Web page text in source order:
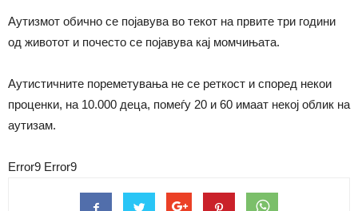
Аутизмот обично се појавува во текот на првите три години
од животот и почесто се појавува кај момчињата.
Аутистичните пореметувања не се реткост и според некои
проценки, на 10.000 деца, помеѓу 20 и 60 имаат некој облик на
аутизам.
Error9 Error9